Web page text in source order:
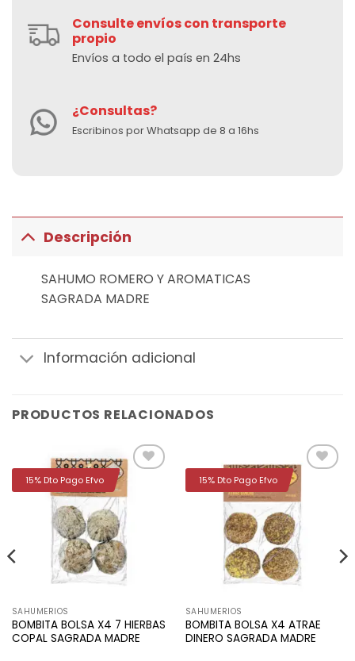
Consulte envíos con transporte
propio
Envíos a todo el país en 24hs
¿Consultas?
Escribinos por Whatsapp de 8 a 16hs
Descripción
SAHUMO ROMERO Y AROMATICAS
SAGRADA MADRE
Información adicional
PRODUCTOS RELACIONADOS
SAHUMERIOS
BOMBITA BOLSA X4 7 HIERBAS
COPAL SAGRADA MADRE
15% Dto Pago Efvo
SAHUMERIOS
BOMBITA BOLSA X4 ATRAE
DINERO SAGRADA MADRE
15% Dto Pago Efvo